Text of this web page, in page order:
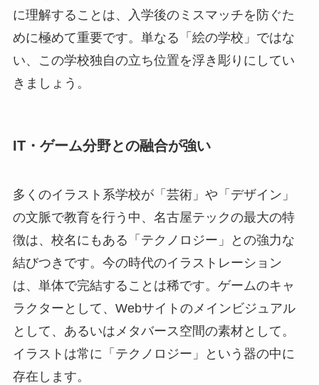
に理解することは、入学後のミスマッチを防ぐた
めに極めて重要です。単なる「絵の学校」ではな
い、この学校独自の立ち位置を浮き彫りにしてい
きましょう。
IT・ゲーム分野との融合が強い
多くのイラスト系学校が「芸術」や「デザイン」
の文脈で教育を行う中、名古屋テックの最大の特
徴は、校名にもある「テクノロジー」との強力な
結びつきです。今の時代のイラストレーション
は、単体で完結することは稀です。ゲームのキャ
ラクターとして、Webサイトのメインビジュアル
として、あるいはメタバース空間の素材として。
イラストは常に「テクノロジー」という器の中に
存在します。